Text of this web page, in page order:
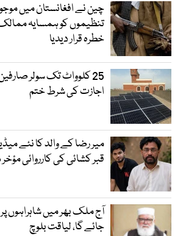
چین نے افغانستان میں
تنظیموں کو ہمسایہ
خطرہ قرار دیدیا
25 کلوواٹ تک سولر
اجازت کی شرط ختم
میر رضا کے والد کا نئے
قبر کشائی کی کارروائی
آج ملک بھر میں شاہراہوں
جائے گا، لیاقت بلوچ